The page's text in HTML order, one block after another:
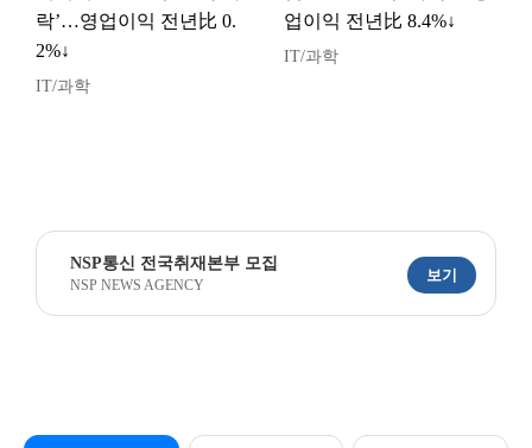
락’…영업이익 전년比 0.
2%↓
IT/과학
업이익 전년比 8.4%↓
IT/과학
NSP통신 전국취재본부 모집
NSP NEWS AGENCY
보기